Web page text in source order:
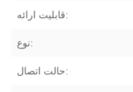
قابلیت ارائه:
نوع:
حالت اتصال: